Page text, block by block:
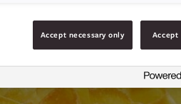
Accept necessary only